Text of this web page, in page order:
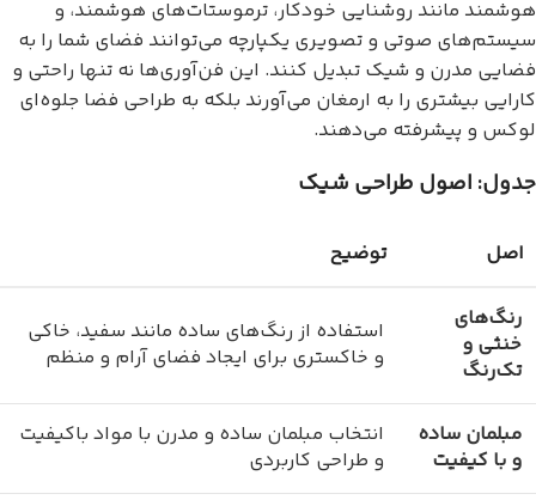
هوشمند مانند روشنایی خودکار، ترموستات‌های هوشمند، و
سیستم‌های صوتی و تصویری یکپارچه می‌توانند فضای شما را به
فضایی مدرن و شیک تبدیل کنند. این فن‌آوری‌ها نه تنها راحتی و
کارایی بیشتری را به ارمغان می‌آورند بلکه به طراحی فضا جلوه‌ای
لوکس و پیشرفته می‌دهند.
جدول: اصول طراحی شیک
اصل توضیح
رنگ‌های
خنثی و
تک‌رنگ
استفاده از رنگ‌های ساده مانند سفید، خاکی
و خاکستری برای ایجاد فضای آرام و منظم
مبلمان ساده
و با کیفیت
انتخاب مبلمان ساده و مدرن با مواد باکیفیت
و طراحی کاربردی